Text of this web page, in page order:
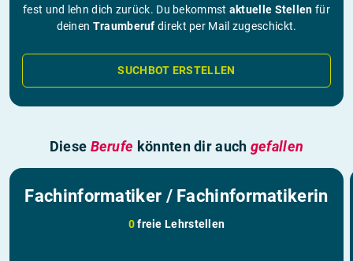
fest und lehn dich zurück. Du bekommst aktuelle Stellen für
deinen Traumberuf direkt per Mail zugeschickt.
SUCHBOT ERSTELLEN
Diese Berufe könnten dir auch gefallen
Fachinformatiker / Fachinformatikerin
0freie Lehrstellen